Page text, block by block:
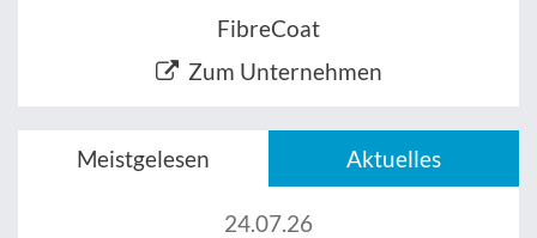
FibreCoat
Zum Unternehmen
Meistgelesen Aktuelles
24.07.26